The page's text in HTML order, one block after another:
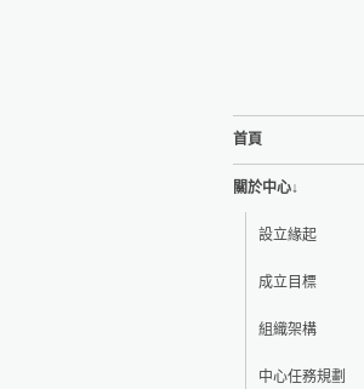
首頁
關於中心↓
設立緣起
成立目標
組織架構
中心任務規劃